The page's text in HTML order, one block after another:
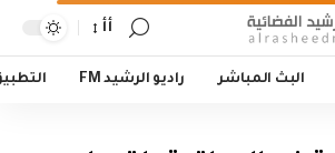
أأ
البث المباشر راديو الرشيد FM